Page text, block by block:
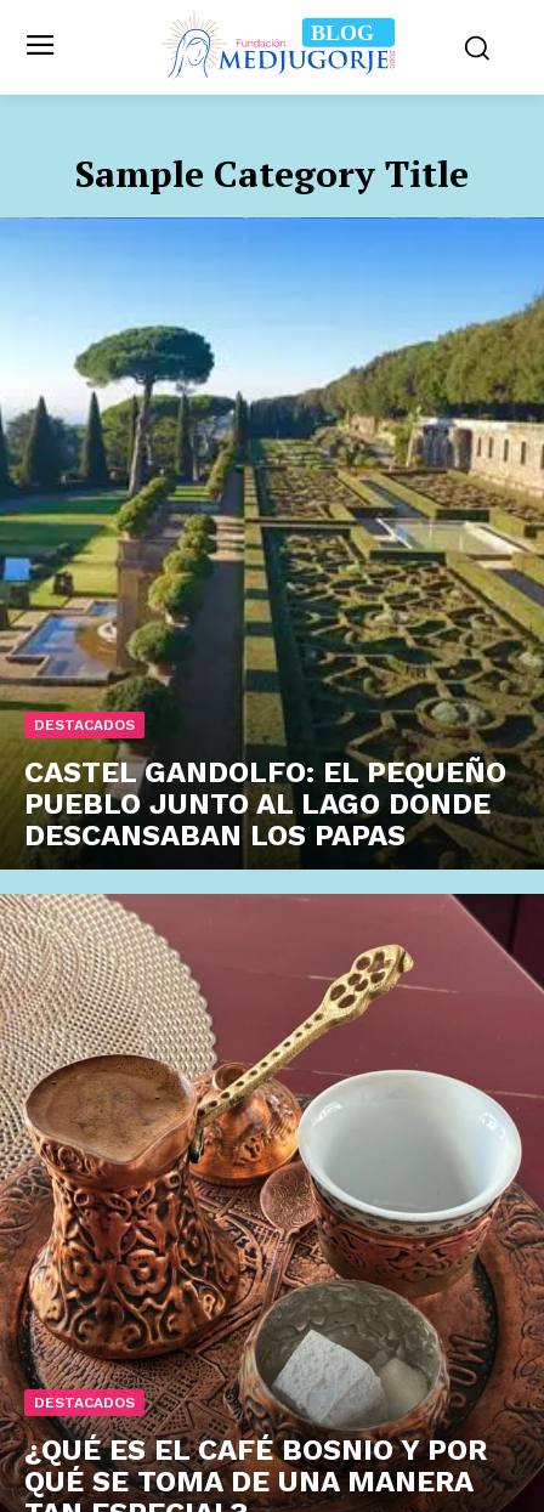
BLOG
Sample Category Title
DESTACADOS
CASTEL GANDOLFO: EL PEQUEÑO
PUEBLO JUNTO AL LAGO DONDE
DESCANSABAN LOS PAPAS
DESTACADOS
¿QUÉ ES EL CAFÉ BOSNIO Y POR
QUÉ SE TOMA DE UNA MANERA